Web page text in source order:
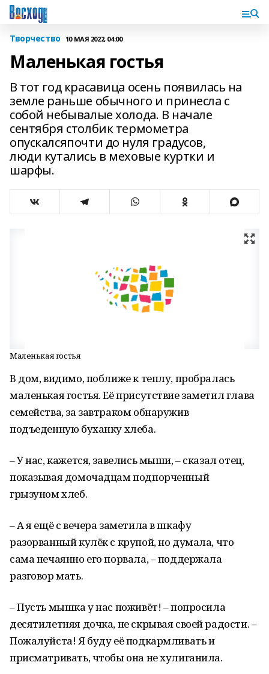
Творчество 10 МАЯ 2022, 04:00
Маленькая гостья
В тот год красавица осень появилась на
земле раньше обычного и принесла с
собой небывалые холода. В начале
сентября столбик термометра
опускалсяпочти до нуля градусов,
люди кутались в меховые куртки и
шарфы.
Маленькая гостья
В дом, видимо, поближе к теплу, пробралась
маленькая гостья. Её присутствие заметил глава
семейства, за завтраком обнаружив
подъеденную буханку хлеба.
– У нас, кажется, завелись мыши, – сказал отец,
показывая домочадцам подпорченный
грызуном хлеб.
– А я ещё с вечера заметила в шкафу
разорванный кулёк с крупой, но думала, что
сама нечаянно его порвала, – поддержала
разговор мать.
– Пусть мышка у нас поживёт! – попросила
десятилетняя дочка, не скрывая своей радости. –
Пожалуйста! Я буду её подкармливать и
присматривать, чтобы она не хулиганила.